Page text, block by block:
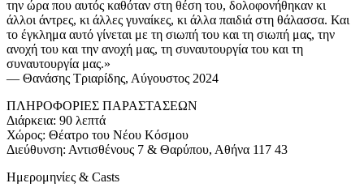
την ώρα που αυτός καθόταν στη θέση του, δολοφονήθηκαν κι
άλλοι άντρες, κι άλλες γυναίκες, κι άλλα παιδιά στη θάλασσα. Και
το έγκλημα αυτό γίνεται με τη σιωπή του και τη σιωπή μας, την
ανοχή του και την ανοχή μας, τη συναυτουργία του και τη
συναυτουργία μας.»
— Θανάσης Τριαρίδης, Αύγουστος 2024
ΠΛΗΡΟΦΟΡΙΕΣ ΠΑΡΑΣΤΑΣΕΩΝ
Διάρκεια: 90 λεπτά
Χώρος: Θέατρο του Νέου Κόσμου
Διεύθυνση: Αντισθένους 7 & Θαρύπου, Αθήνα 117 43
Ημερομηνίες & Casts